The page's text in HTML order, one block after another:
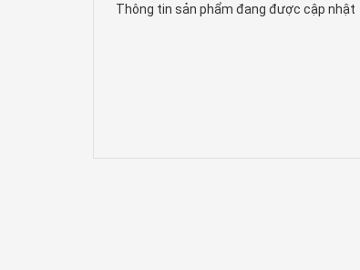
Thông tin sản phẩm đang được cập nhật